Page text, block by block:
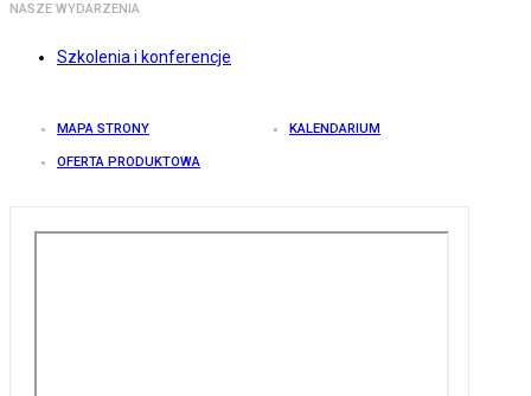
NASZE WYDARZENIA
Szkolenia i konferencje
MAPA STRONY KALENDARIUM
OFERTA PRODUKTOWA